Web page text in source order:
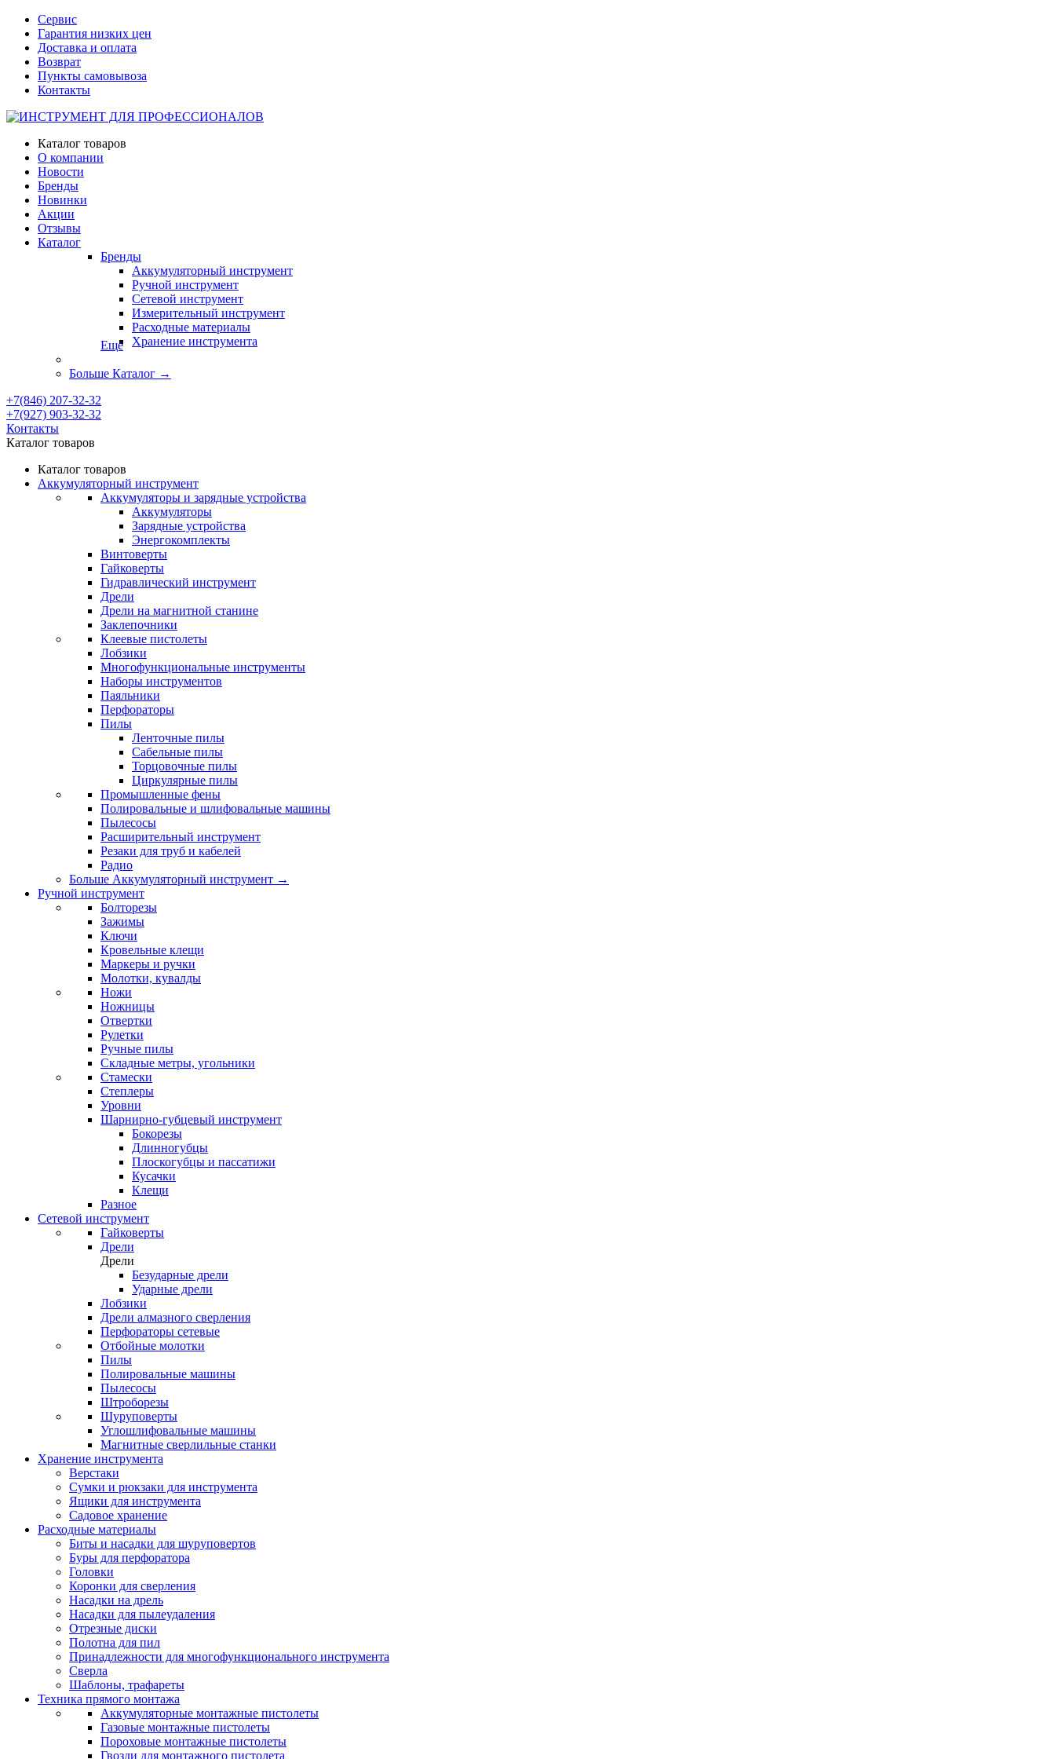
Сервис
Гарантия низких цен
Доставка и оплата
Возврат
Пункты самовывоза
Контакты
Каталог товаров
О компании
Новости
Бренды
Новинки
Акции
Отзывы
Каталог
Бренды
Аккумуляторный инструмент
Ручной инструмент
Сетевой инструмент
Измерительный инструмент
Расходные материалы
Хранение инструмента
Еще
Больше Каталог →
+7(846) 207-32-32
+7(927) 903-32-32
Контакты
Каталог товаров
Каталог товаров
Аккумуляторный инструмент
Аккумуляторы и зарядные устройства
Аккумуляторы
Зарядные устройства
Энергокомплекты
Винтоверты
Гайковерты
Гидравлический инструмент
Дрели
Дрели на магнитной станине
Заклепочники
Клеевые пистолеты
Лобзики
Многофункциональные инструменты
Наборы инструментов
Паяльники
Перфораторы
Пилы
Ленточные пилы
Сабельные пилы
Торцовочные пилы
Циркулярные пилы
Промышленные фены
Полировальные и шлифовальные машины
Пылесосы
Расширительный инструмент
Резаки для труб и кабелей
Радио
Больше Аккумуляторный инструмент →
Ручной инструмент
Болторезы
Зажимы
Ключи
Кровельные клещи
Маркеры и ручки
Молотки, кувалды
Ножи
Ножницы
Отвертки
Рулетки
Ручные пилы
Складные метры, угольники
Стамески
Степлеры
Уровни
Шарнирно-губцевый инструмент
Бокорезы
Длинногубцы
Плоскогубцы и пассатижи
Кусачки
Клещи
Разное
Сетевой инструмент
Гайковерты
Дрели
Дрели
Безударные дрели
Ударные дрели
Лобзики
Дрели алмазного сверления
Перфораторы сетевые
Отбойные молотки
Пилы
Полировальные машины
Пылесосы
Штроборезы
Шуруповерты
Углошлифовальные машины
Магнитные сверлильные станки
Хранение инструмента
Верстаки
Сумки и рюкзаки для инструмента
Ящики для инструмента
Садовое хранение
Расходные материалы
Биты и насадки для шуруповертов
Буры для перфоратора
Головки
Коронки для сверления
Насадки на дрель
Насадки для пылеудаления
Отрезные диски
Полотна для пил
Принадлежности для многофункционального инструмента
Сверла
Шаблоны, трафареты
Техника прямого монтажа
Аккумуляторные монтажные пистолеты
Газовые монтажные пистолеты
Пороховые монтажные пистолеты
Гвозди для монтажного пистолета